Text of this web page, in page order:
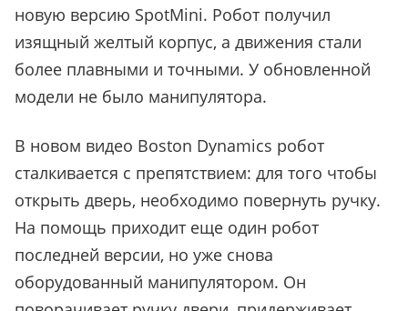
новую версию SpotMini. Робот получил
изящный желтый корпус, а движения стали
более плавными и точными. У обновленной
модели не было манипулятора.
В новом видео Boston Dynamics робот
сталкивается с препятствием: для того чтобы
открыть дверь, необходимо повернуть ручку.
На помощь приходит еще один робот
последней версии, но уже снова
оборудованный манипулятором. Он